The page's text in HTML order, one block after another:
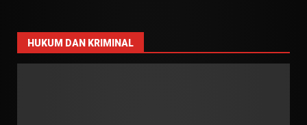
HUKUM DAN KRIMINAL